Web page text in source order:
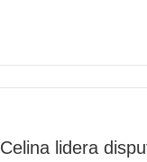
Celina lidera